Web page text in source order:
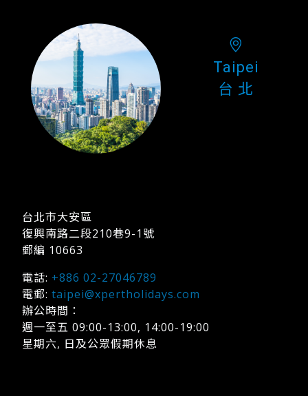
Taipei
台 北
台北市大安區
復興南路二段210巷9-1號
郵編 10663
電話: +886 02-27046789
電郵: taipei@xpertholidays.com
辦公時間：
週一至五 09:00-13:00, 14:00-19:00
星期六, 日及公眾假期休息